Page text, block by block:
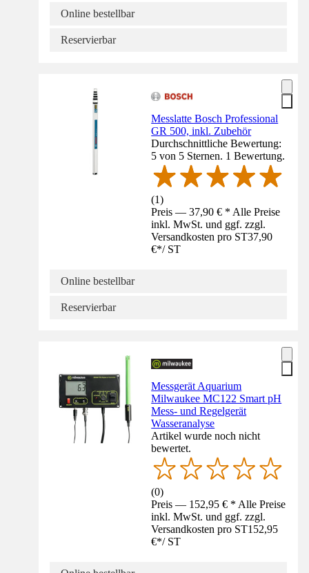
Online bestellbar
Reservierbar
Messlatte Bosch Professional
GR 500, inkl. Zubehör
Durchschnittliche Bewertung:
5 von 5 Sternen. 1 Bewertung.
(1)
Preis — 37,90 € * Alle Preise
inkl. MwSt. und ggf. zzgl.
Versandkosten pro ST37,90
€*/ ST
Online bestellbar
Reservierbar
Messgerät Aquarium
Milwaukee MC122 Smart pH
Mess- und Regelgerät
Wasseranalyse
Artikel wurde noch nicht
bewertet.
(0)
Preis — 152,95 € * Alle Preise
inkl. MwSt. und ggf. zzgl.
Versandkosten pro ST152,95
€*/ ST